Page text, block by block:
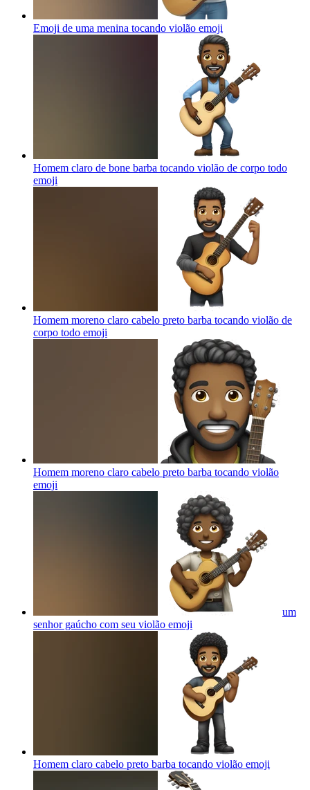
Emoji de uma menina tocando violão emoji
Homem claro de bone barba tocando violão de corpo todo
emoji
Homem moreno claro cabelo preto barba tocando violão de
corpo todo emoji
Homem moreno claro cabelo preto barba tocando violão
emoji
um
senhor gaúcho com seu violão emoji
Homem claro cabelo preto barba tocando violão emoji